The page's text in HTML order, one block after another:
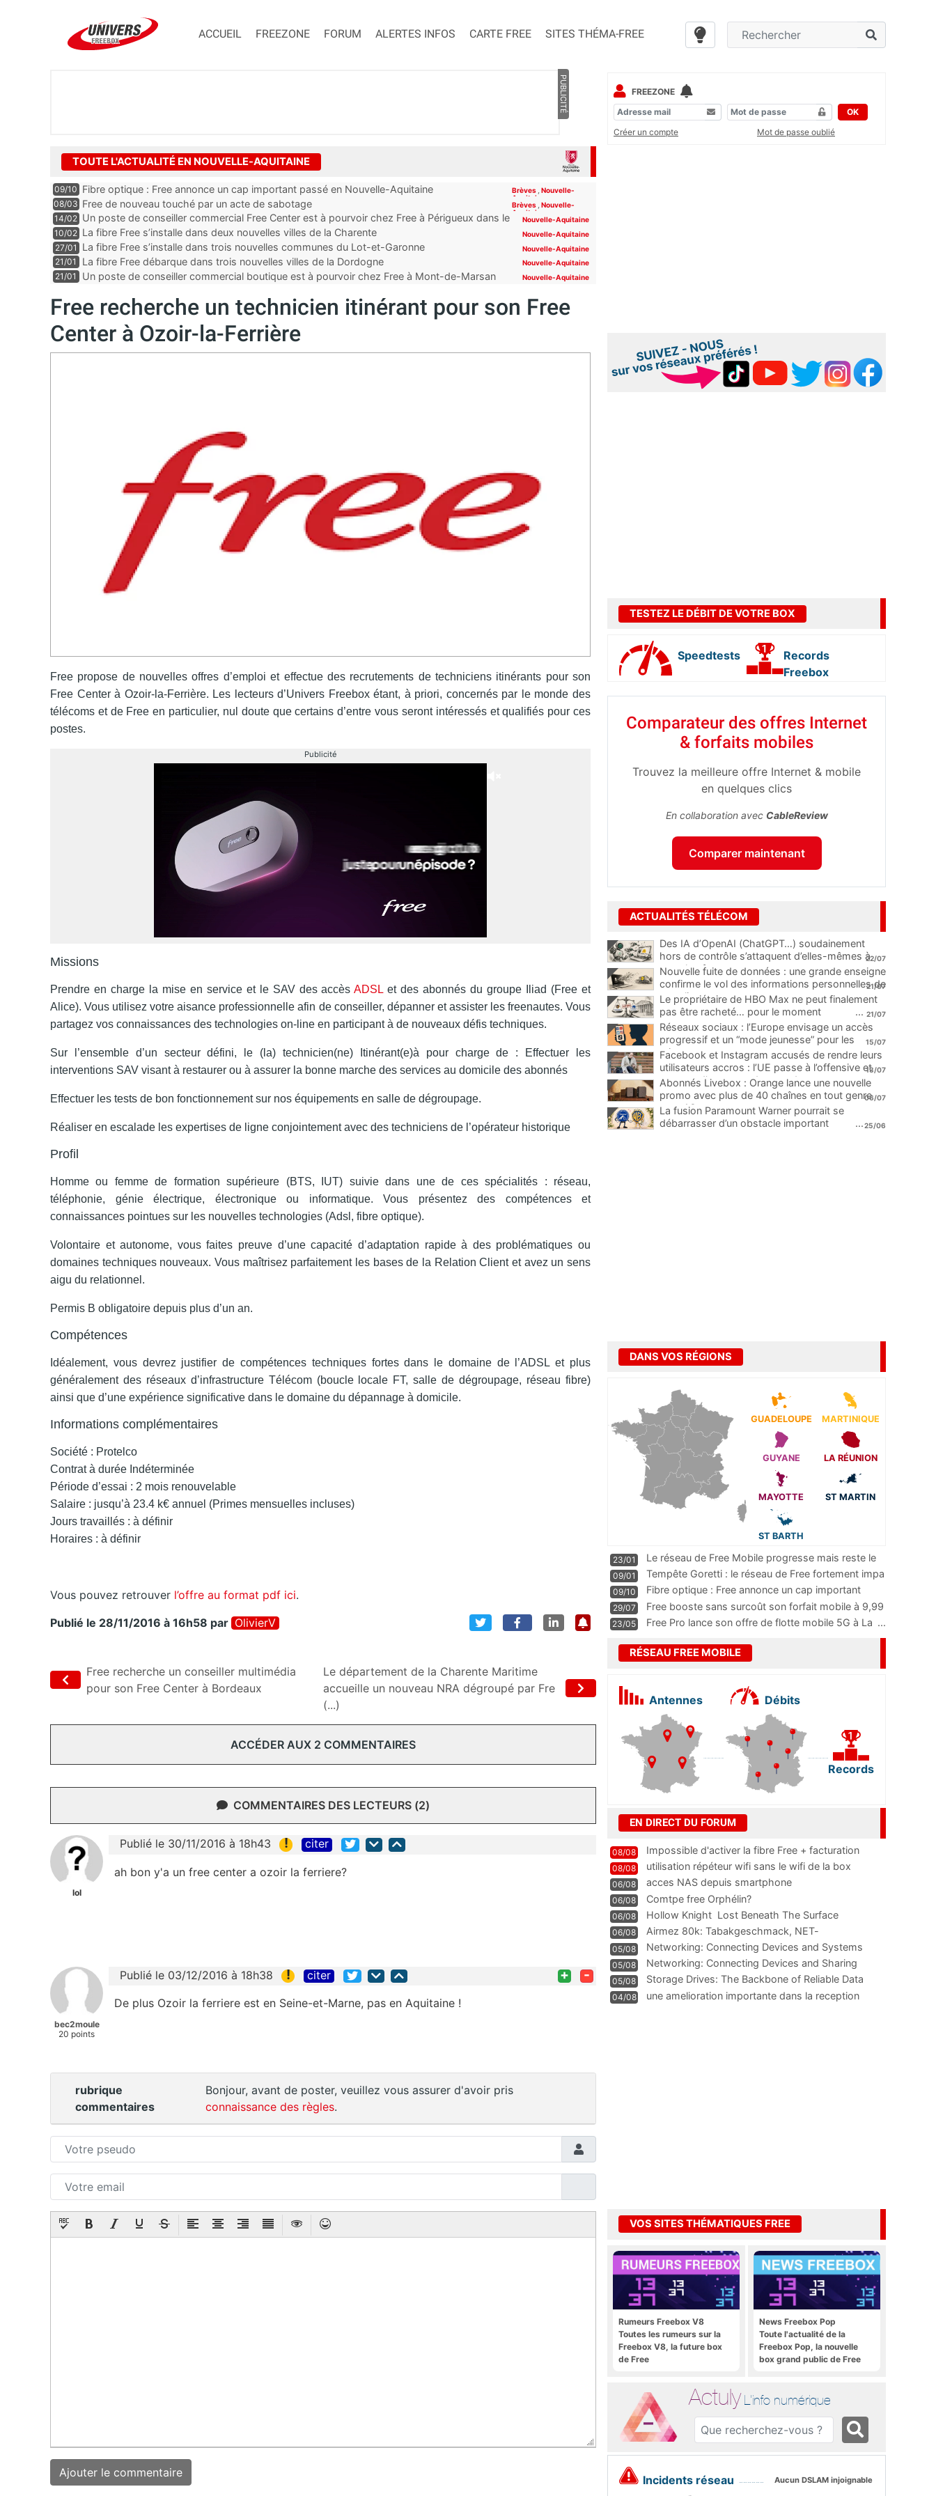
ACCUEIL FREEZONE FORUM ALERTES INFOS CARTE FREE SITES THÉMA-FREE
PUBLICITÉ
TOUTE L'ACTUALITÉ EN NOUVELLE-AQUITAINE
09/10 Fibre optique : Free annonce un cap important passé en Nouvelle-Aquitaine Brèves ,Nouvelle-
Aquitaine
08/03 Free de nouveau touché par un acte de sabotage Brèves ,Nouvelle-
Aquitaine
14/02 Un poste de conseiller commercial Free Center est à pourvoir chez Free à Périgueux dans le
département de la Dordogne
Nouvelle-Aquitaine
10/02 La fibre Free s’installe dans deux nouvelles villes de la Charente Nouvelle-Aquitaine
27/01 La fibre Free s’installe dans trois nouvelles communes du Lot-et-Garonne Nouvelle-Aquitaine
21/01 La fibre Free débarque dans trois nouvelles villes de la Dordogne Nouvelle-Aquitaine
21/01
Un poste de conseiller commercial boutique est à pourvoir chez Free à Mont-de-Marsan
Nouvelle-Aquitaine
Free recherche un technicien itinérant pour son Free
Center à Ozoir-la-Ferrière
Free propose de nouvelles offres d’emploi et effectue des recrutements de techniciens itinérants pour son
Free Center à Ozoir-la-Ferrière. Les lecteurs d’Univers Freebox étant, à priori, concernés par le monde des
télécoms et de Free en particulier, nul doute que certains d’entre vous seront intéressés et qualifiés pour ces
postes.
Publicité
Missions
Prendre en charge la mise en service et le SAV des accès ADSLet des abonnés du groupe Iliad (Free et
Alice). Vous utilisez votre aisance professionnelle afin de conseiller, dépanner et assister les freenautes. Vous
partagez vos connaissances des technologies on-line en participant à de nouveaux défis techniques.
Sur l’ensemble d’un secteur défini, le (la) technicien(ne) Itinérant(e)à pour charge de : Effectuer les
interventions SAV visant à restaurer ou à assurer la bonne marche des services au domicile des abonnés
Effectuer les tests de bon fonctionnement sur nos équipements en salle de dégroupage.
Réaliser en escalade les expertises de ligne conjointement avec des techniciens de l’opérateur historique
Profil
Homme ou femme de formation supérieure (BTS, IUT) suivie dans une de ces spécialités : réseau,
téléphonie, génie électrique, électronique ou informatique. Vous présentez des compétences et
connaissances pointues sur les nouvelles technologies (Adsl, fibre optique).
Volontaire et autonome, vous faites preuve d’une capacité d’adaptation rapide à des problématiques ou
domaines techniques nouveaux. Vous maîtrisez parfaitement les bases de la Relation Client et avez un sens
aigu du relationnel.
Permis B obligatoire depuis plus d’un an.
Compétences
Idéalement, vous devrez justifier de compétences techniques fortes dans le domaine de l’ADSL et plus
généralement des réseaux d’infrastructure Télécom (boucle locale FT, salle de dégroupage, réseau fibre)
ainsi que d’une expérience significative dans le domaine du dépannage à domicile.
Informations complémentaires
Société : Protelco
Contrat à durée Indéterminée
Période d’essai : 2 mois renouvelable
Salaire : jusqu’à 23.4 k€ annuel (Primes mensuelles incluses)
Jours travaillés : à définir
Horaires : à définir
Vous pouvez retrouver l’offre au format pdf ici.
Publié le 28/11/2016 à 16h58 par OlivierV
Free recherche un conseiller multimédia
pour son Free Center à Bordeaux
Le département de la Charente Maritime
accueille un nouveau NRA dégroupé par Fre
(...)
ACCÉDER AUX 2 COMMENTAIRES
COMMENTAIRES DES LECTEURS (2)
lol
Publié le 30/11/2016 à 18h43 ! citer
ah bon y'a un free center a ozoir la ferriere?
bec2moule
20 points
Publié le 03/12/2016 à 18h38 ! citer + -
De plus Ozoir la ferriere est en Seine-et-Marne, pas en Aquitaine !
rubrique
commentaires
Bonjour, avant de poster, veuillez vous assurer d'avoir pris
connaissance des règles.
FREEZONE
OK
Créer un compte
Mot de passe oublié
TESTEZ LE DÉBIT DE VOTRE BOX
Speedtests
Records
Freebox
Comparateur des offres Internet
& forfaits mobiles
Trouvez la meilleure offre Internet & mobile
en quelques clics
En collaboration avec CableReview
Comparer maintenant
ACTUALITÉS TÉLÉCOM
Des IA d’OpenAI (ChatGPT…) soudainement
hors de contrôle s’attaquent d’elles-mêmes à
une plateforme
...
22/07
Nouvelle fuite de données : une grande enseigne
confirme le vol des informations personnelles de
ses clients
...
21/07
Le propriétaire de HBO Max ne peut finalement
pas être racheté… pour le moment
... 21/07
Réseaux sociaux : l’Europe envisage un accès
progressif et un “mode jeunesse” pour les
mineurs
...
15/07
Facebook et Instagram accusés de rendre leurs
utilisateurs accros : l’UE passe à l’offensive et
menace d’une amende record
...
13/07
Abonnés Livebox : Orange lance une nouvelle
promo avec plus de 40 chaînes en tout genre
pour 1€
06/07
La fusion Paramount Warner pourrait se
débarrasser d’un obstacle important
...25/06
DANS VOS RÉGIONS
GUADELOUPE MARTINIQUE
GUYANE LA RÉUNION
MAYOTTE ST MARTIN
ST BARTH
23/01
Le réseau de Free Mobile progresse mais reste le
m
...
09/01
Tempête Goretti : le réseau de Free fortement impa
09/10
Fibre optique : Free annonce un cap important
pass
...
29/07
Free booste sans surcoût son forfait mobile à 9,99
23/05 Free Pro lance son offre de flotte mobile 5G à La ...
RÉSEAU FREE MOBILE
Antennes Débits
Records
EN DIRECT DU FORUM
08/08
Impossible d'activer la fibre Free + facturation
résiliation
08/08 utilisation répéteur wifi sans le wifi de la box
06/08 acces NAS depuis smartphone
06/08 Comtpe free Orphélin?
06/08 Hollow Knight  Lost Beneath The Surface
06/08
Airmez 80k: Tabakgeschmack, NET-
Technologie und Leistung im
05/08 Networking: Connecting Devices and Systems
05/08
Networking: Connecting Devices and Sharing
Information
05/08
Storage Drives: The Backbone of Reliable Data
Management
04/08
une amelioration importante dans la reception
VOS SITES THÉMATIQUES FREE
Rumeurs Freebox V8
Toutes les rumeurs sur la
Freebox V8, la future box
de Free
News Freebox Pop
Toute l'actualité de la
Freebox Pop, la nouvelle
box grand public de Free
Actuly L'info numérique
Incidents réseau Aucun DSLAM injoignable